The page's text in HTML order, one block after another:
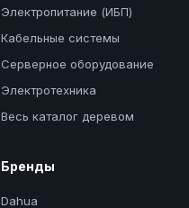
Электропитание (ИБП)
Кабельные системы
Серверное оборудование
Электротехника
Весь каталог деревом
Бренды
Dahua